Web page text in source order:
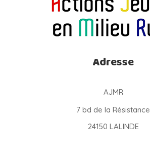
Adresse
AJMR
7 bd de la Résistance
24150 LALINDE